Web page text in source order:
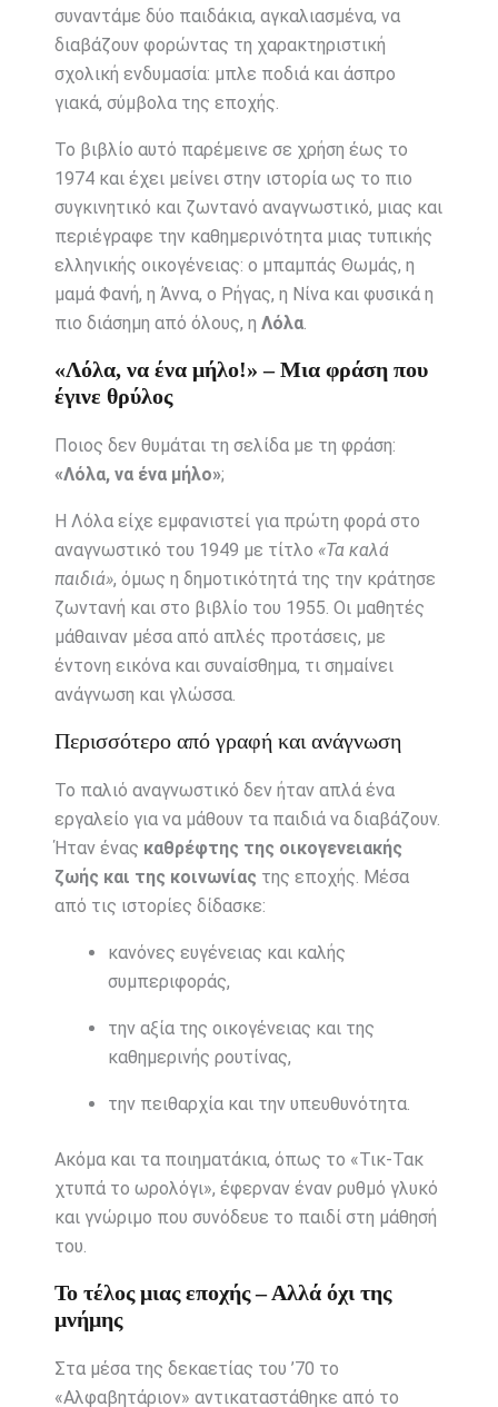
συναντάμε δύο παιδάκια, αγκαλιασμένα, να
διαβάζουν φορώντας τη χαρακτηριστική
σχολική ενδυμασία: μπλε ποδιά και άσπρο
γιακά, σύμβολα της εποχής.
Το βιβλίο αυτό παρέμεινε σε χρήση έως το
1974 και έχει μείνει στην ιστορία ως το πιο
συγκινητικό και ζωντανό αναγνωστικό, μιας και
περιέγραφε την καθημερινότητα μιας τυπικής
ελληνικής οικογένειας: ο μπαμπάς Θωμάς, η
μαμά Φανή, η Άννα, ο Ρήγας, η Νίνα και φυσικά η
πιο διάσημη από όλους, η Λόλα.
«Λόλα, να ένα μήλο!» – Μια φράση που
έγινε θρύλος
Ποιος δεν θυμάται τη σελίδα με τη φράση:
«Λόλα, να ένα μήλο»;
Η Λόλα είχε εμφανιστεί για πρώτη φορά στο
αναγνωστικό του 1949 με τίτλο «Τα καλά
παιδιά», όμως η δημοτικότητά της την κράτησε
ζωντανή και στο βιβλίο του 1955. Οι μαθητές
μάθαιναν μέσα από απλές προτάσεις, με
έντονη εικόνα και συναίσθημα, τι σημαίνει
ανάγνωση και γλώσσα.
Περισσότερο από γραφή και ανάγνωση
Το παλιό αναγνωστικό δεν ήταν απλά ένα
εργαλείο για να μάθουν τα παιδιά να διαβάζουν.
Ήταν ένας καθρέφτης της οικογενειακής
ζωής και της κοινωνίας της εποχής. Μέσα
από τις ιστορίες δίδασκε:
κανόνες ευγένειας και καλής
συμπεριφοράς,
την αξία της οικογένειας και της
καθημερινής ρουτίνας,
την πειθαρχία και την υπευθυνότητα.
Ακόμα και τα ποιηματάκια, όπως το «Τικ-Τακ
χτυπά το ωρολόγι», έφερναν έναν ρυθμό γλυκό
και γνώριμο που συνόδευε το παιδί στη μάθησή
του.
Το τέλος μιας εποχής – Αλλά όχι της
μνήμης
Στα μέσα της δεκαετίας του ’70 το
«Αλφαβητάριον» αντικαταστάθηκε από το